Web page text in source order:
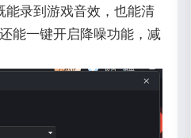
能录到游戏音效，也能清
能一键开启降噪功能，减